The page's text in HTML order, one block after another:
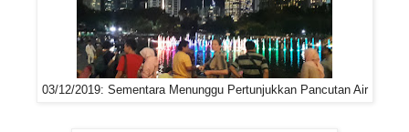
03/12/2019: Sementara Menunggu Pertunjukkan Pancutan Air